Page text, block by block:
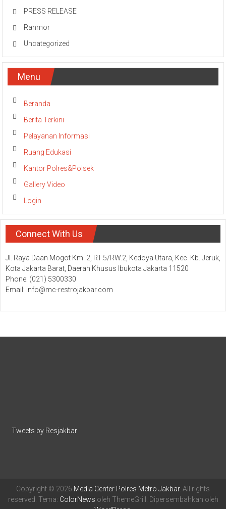
PRESS RELEASE
Ranmor
Uncategorized
Menu
Beranda
Berita Terkini
Pelayanan Informasi
Ruang Edukasi
Kantor Polres&Polsek
Gallery Video
Login
Connect With Us
Jl. Raya Daan Mogot Km. 2, RT.5/RW.2, Kedoya Utara, Kec. Kb. Jeruk,
Kota Jakarta Barat, Daerah Khusus Ibukota Jakarta 11520
Phone: (021) 5300330
Email: info@mc-restrojakbar.com
Tweets by Resjakbar
Copyright © 2026 Media Center Polres Metro Jakbar. All rights
reserved. Tema: ColorNews oleh ThemeGrill. Dipersembahkan oleh